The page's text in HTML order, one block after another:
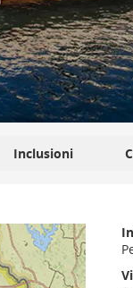
Inclusioni